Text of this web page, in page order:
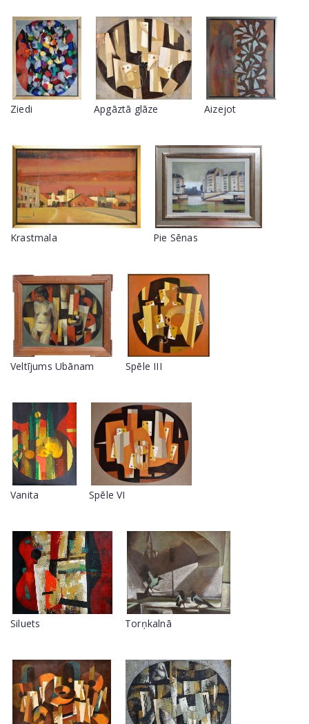
Ziedi Apgāztā glāze Aizejot
Krastmala Pie Sēnas
Veltījums Ubānam Spēle III
Vanita Spēle VI
Siluets Torņkalnā